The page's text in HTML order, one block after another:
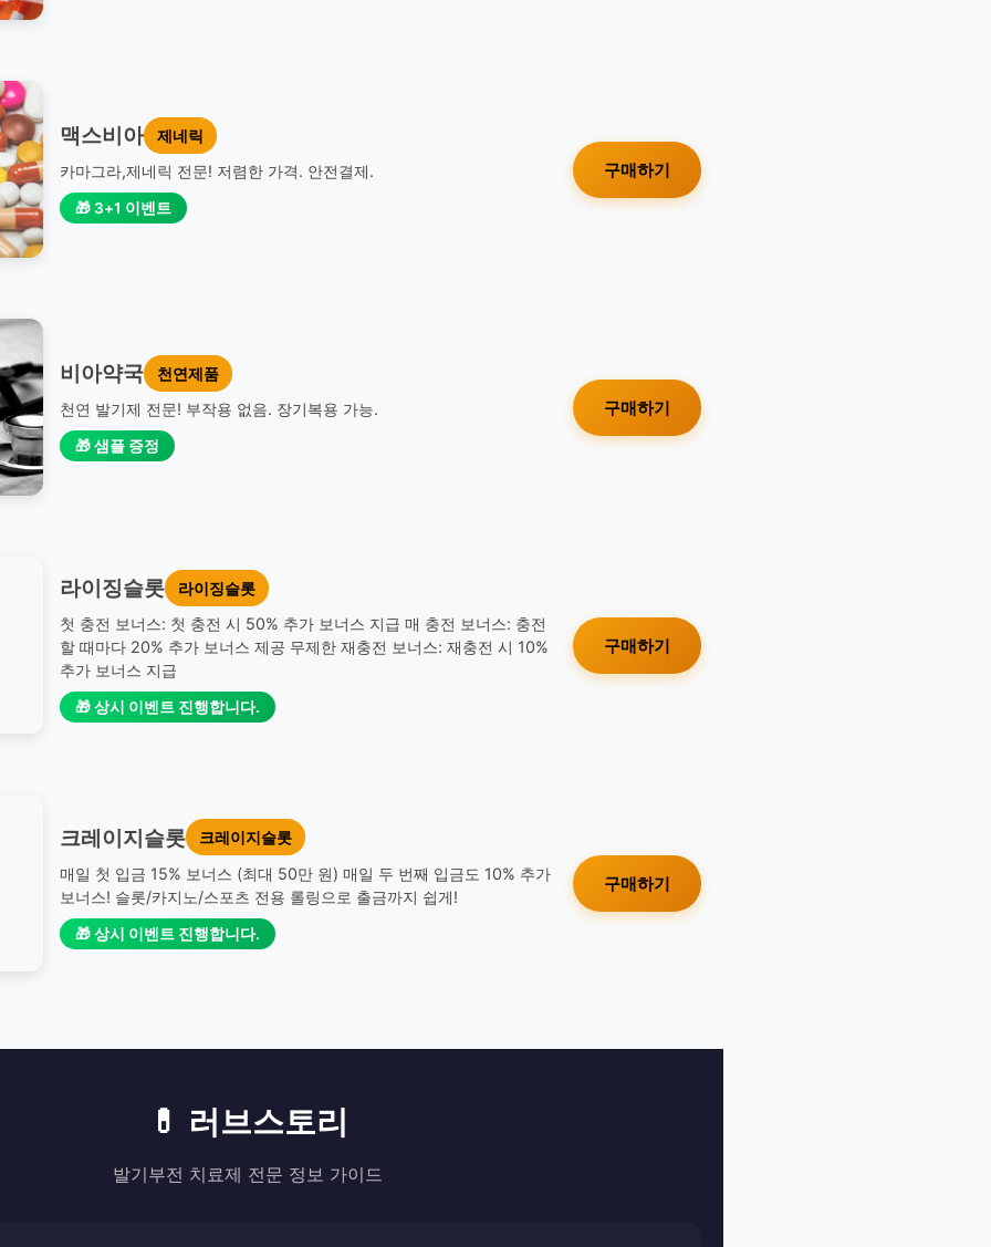
맥스비아
제네릭
카마그라,제네릭 전문! 저렴한 가격. 안전결제.
🎁 3+1 이벤트
구매하기
비아약국
천연제품
천연 발기제 전문! 부작용 없음. 장기복용 가능.
🎁 샘플 증정
구매하기
라이징슬롯
라이징슬롯
첫 충전 보너스: 첫 충전 시 50% 추가 보너스 지급 매 충전 보너스: 충전
할 때마다 20% 추가 보너스 제공 무제한 재충전 보너스: 재충전 시 10%
추가 보너스 지급
🎁 상시 이벤트 진행합니다.
구매하기
크레이지슬롯
크레이지슬롯
매일 첫 입금 15% 보너스 (최대 50만 원) 매일 두 번째 입금도 10% 추가
보너스! 슬롯/카지노/스포츠 전용 롤링으로 출금까지 쉽게!
🎁 상시 이벤트 진행합니다.
구매하기
💊 러브스토리
발기부전 치료제 전문 정보 가이드